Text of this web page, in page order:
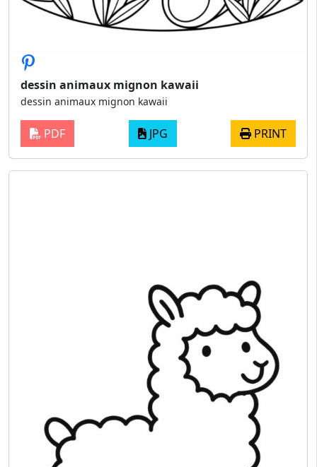
dessin animaux mignon kawaii
dessin animaux mignon kawaii
PDF JPG PRINT